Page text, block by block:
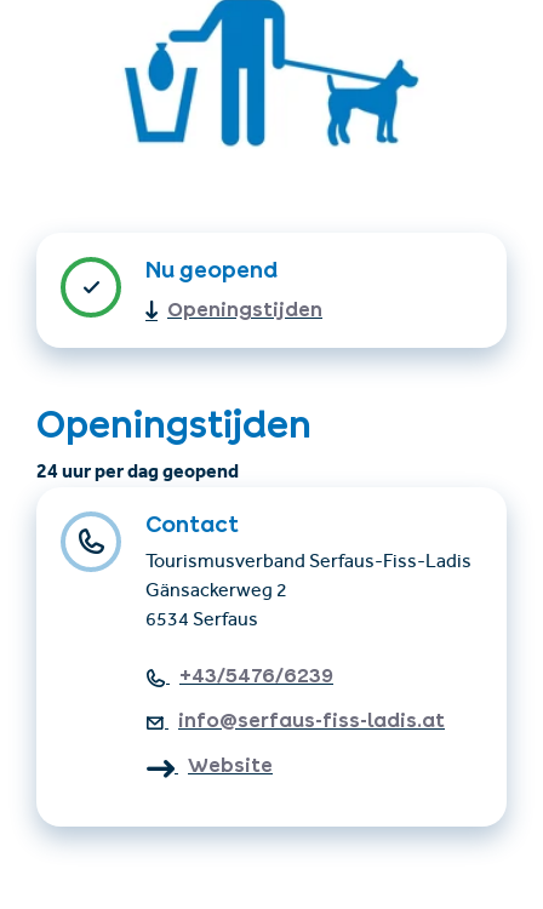
Accommodatie
vinden
info@serfaus-fiss-ladis.at
Nu geopend
Openingstijden
Openingstijden
24 uur per dag geopend
Contact
Tourismusverband Serfaus-Fiss-Ladis
Gänsackerweg 2
6534 Serfaus
+43/5476/6239
info@serfaus-fiss-ladis.at
Website